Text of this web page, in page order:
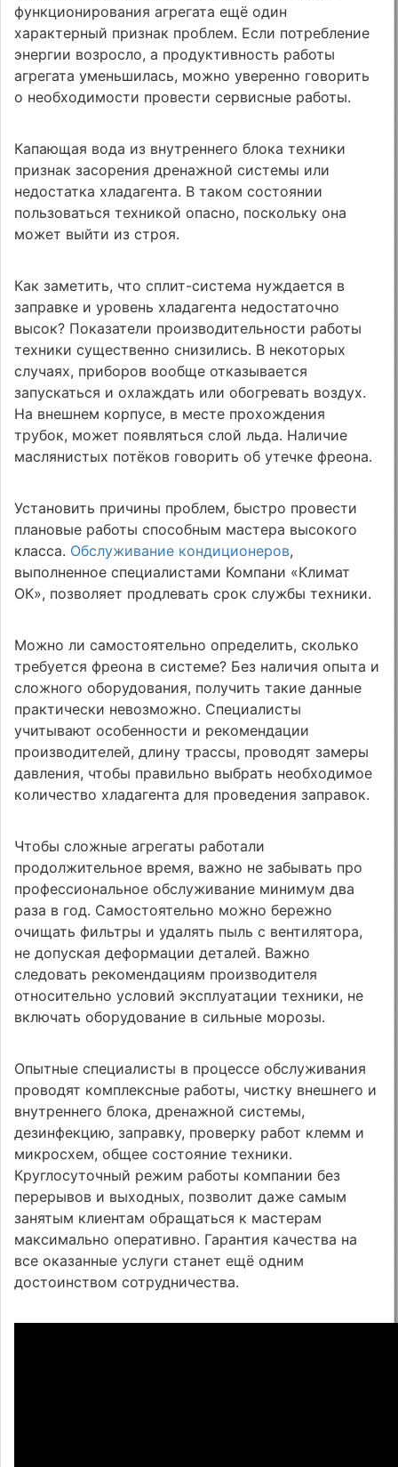
функционирования агрегата ещё один
характерный признак проблем. Если потребление
энергии возросло, а продуктивность работы
агрегата уменьшилась, можно уверенно говорить
о необходимости провести сервисные работы.
Капающая вода из внутреннего блока техники
признак засорения дренажной системы или
недостатка хладагента. В таком состоянии
пользоваться техникой опасно, поскольку она
может выйти из строя.
Как заметить, что сплит-система нуждается в
заправке и уровень хладагента недостаточно
высок? Показатели производительности работы
техники существенно снизились. В некоторых
случаях, приборов вообще отказывается
запускаться и охлаждать или обогревать воздух.
На внешнем корпусе, в месте прохождения
трубок, может появляться слой льда. Наличие
маслянистых потёков говорить об утечке фреона.
Установить причины проблем, быстро провести
плановые работы способным мастера высокого
класса. Обслуживание кондиционеров,
выполненное специалистами Компани «Климат
ОК», позволяет продлевать срок службы техники.
Можно ли самостоятельно определить, сколько
требуется фреона в системе? Без наличия опыта и
сложного оборудования, получить такие данные
практически невозможно. Специалисты
учитывают особенности и рекомендации
производителей, длину трассы, проводят замеры
давления, чтобы правильно выбрать необходимое
количество хладагента для проведения заправок.
Чтобы сложные агрегаты работали
продолжительное время, важно не забывать про
профессиональное обслуживание минимум два
раза в год. Самостоятельно можно бережно
очищать фильтры и удалять пыль с вентилятора,
не допуская деформации деталей. Важно
следовать рекомендациям производителя
относительно условий эксплуатации техники, не
включать оборудование в сильные морозы.
Опытные специалисты в процессе обслуживания
проводят комплексные работы, чистку внешнего и
внутреннего блока, дренажной системы,
дезинфекцию, заправку, проверку работ клемм и
микросхем, общее состояние техники.
Круглосуточный режим работы компании без
перерывов и выходных, позволит даже самым
занятым клиентам обращаться к мастерам
максимально оперативно. Гарантия качества на
все оказанные услуги станет ещё одним
достоинством сотрудничества.